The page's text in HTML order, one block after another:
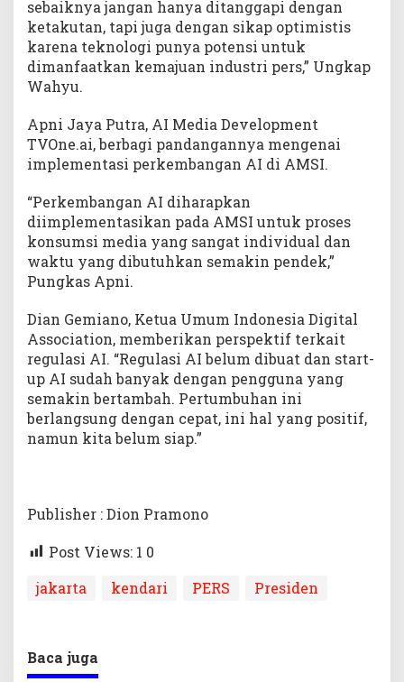
sebaiknya jangan hanya ditanggapi dengan
ketakutan, tapi juga dengan sikap optimistis
karena teknologi punya potensi untuk
dimanfaatkan kemajuan industri pers,” Ungkap
Wahyu.
Apni Jaya Putra, AI Media Development
TVOne.ai, berbagi pandangannya mengenai
implementasi perkembangan AI di AMSI.
“Perkembangan AI diharapkan
diimplementasikan pada AMSI untuk proses
konsumsi media yang sangat individual dan
waktu yang dibutuhkan semakin pendek,”
Pungkas Apni.
Dian Gemiano, Ketua Umum Indonesia Digital
Association, memberikan perspektif terkait
regulasi AI. “Regulasi AI belum dibuat dan start-
up AI sudah banyak dengan pengguna yang
semakin bertambah. Pertumbuhan ini
berlangsung dengan cepat, ini hal yang positif,
namun kita belum siap.”
Publisher : Dion Pramono
Post Views: 1 0
jakarta
kendari PERS Presiden
Baca juga